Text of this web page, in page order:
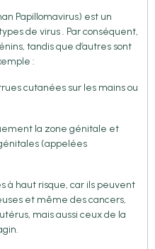
Papillomavirus) est un
de virus . Par conséquent,
tandis que d’autres sont
:
cutanées sur les mains ou
la zone génitale et
(appelées
à haut risque, car ils peuvent
et même des cancers,
mais aussi ceux de la